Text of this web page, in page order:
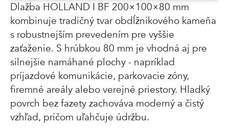
Dlažba HOLLAND I BF 200×100×80 mm
kombinuje tradičný tvar obdĺžnikového kameňa
s robustnejším prevedením pre vyššie
zaťaženie. S hrúbkou 80 mm je vhodná aj pre
silnejšie namáhané plochy - napríklad
príjazdové komunikácie, parkovacie zóny,
firemné areály alebo verejné priestory. Hladký
povrch bez fazety zachováva moderný a čistý
vzhľad, pričom uľahčuje údržbu.